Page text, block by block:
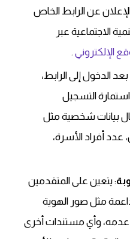
عن الرابط الخاص
الاجتماعية عبر
الإلكتروني .
بعد الدخول إلى الرابط،
التسجيل
بيانات شخصية مثل
عدد أفراد الأسرة،
: يتعين على المتقدمين
مثل صور الهوية
عدمه، وأي مستندات أخرى